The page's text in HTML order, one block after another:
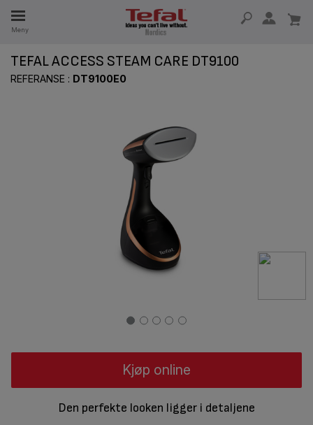
Meny
ÅR
TEFAL ACCESS STEAM CARE DT9100
REFERANSE : DT9100E0
Kjøp online
Den perfekte looken ligger i detaljene